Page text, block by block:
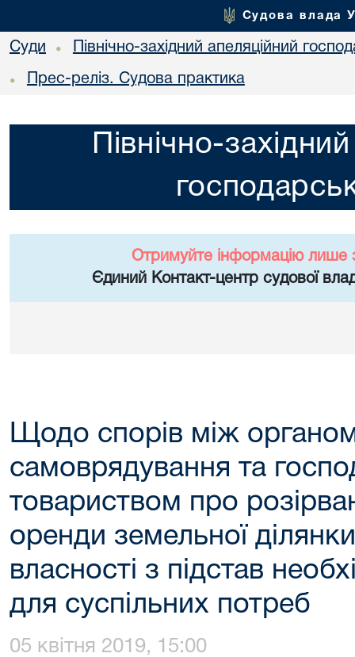
Судова влада
Суди • Північно-західний апеляційний
• Прес-реліз. Судова практика
Північно-
Отримуйте інформацію лише
Єдиний Контакт-центр судової
Щодо спорів між
самоврядування та
товариством про
оренди земельної
власності з підстав
для суспільних потреб
05 квітня 2019, 15:00